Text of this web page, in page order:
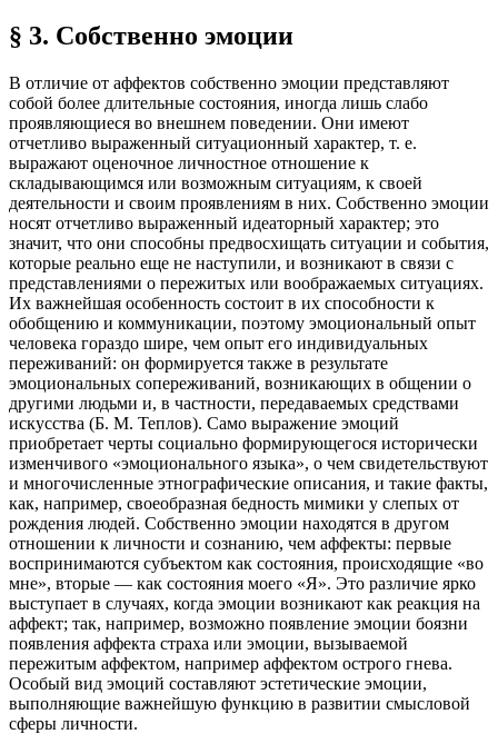
§ 3. Собственно эмоции
В отличие от аффектов собственно эмоции представляют
собой более длительные состояния, иногда лишь слабо
проявляющиеся во внешнем поведении. Они имеют
отчетливо выраженный ситуационный характер, т. е.
выражают оценочное личностное отношение к
складывающимся или возможным ситуациям, к своей
деятельности и своим проявлениям в них. Собственно эмоции
носят отчетливо выраженный идеаторный характер; это
значит, что они способны предвосхищать ситуации и события,
которые реально еще не наступили, и возникают в связи с
представлениями о пережитых или воображаемых ситуациях.
Их важнейшая особенность состоит в их способности к
обобщению и коммуникации, поэтому эмоциональный опыт
человека гораздо шире, чем опыт его индивидуальных
переживаний: он формируется также в результате
эмоциональных сопереживаний, возникающих в общении о
другими людьми и, в частности, передаваемых средствами
искусства (Б. М. Теплов). Само выражение эмоций
приобретает черты социально формирующегося исторически
изменчивого «эмоционального языка», о чем свидетельствуют
и многочисленные этнографические описания, и такие факты,
как, например, своеобразная бедность мимики у слепых от
рождения людей. Собственно эмоции находятся в другом
отношении к личности и сознанию, чем аффекты: первые
воспринимаются субъектом как состояния, происходящие «во
мне», вторые — как состояния моего «Я». Это различие ярко
выступает в случаях, когда эмоции возникают как реакция на
аффект; так, например, возможно появление эмоции боязни
появления аффекта страха или эмоции, вызываемой
пережитым аффектом, например аффектом острого гнева.
Особый вид эмоций составляют эстетические эмоции,
выполняющие важнейшую функцию в развитии смысловой
сферы личности.